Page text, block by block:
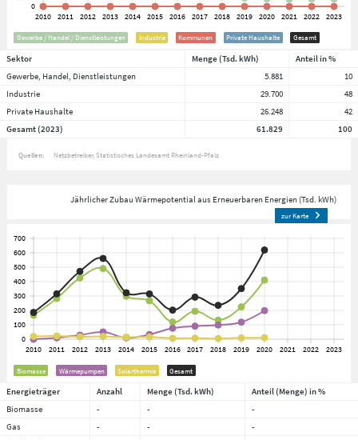
Gewerbe / Handel / Dienstleistungen Industrie Kommunen Private Haushalte Gesamt
Sektor Menge (Tsd. kWh)
Anteil in %
Gewerbe, Handel, Dienstleistungen
5.881
10
Industrie
29.700
48
Private Haushalte
26.248
42
Gesamt (2023)
61.829 100
Quellen: Netzbetreiber Statistisches Landesamt Rheinland-Pfalz
Jährlicher Zubau Wärmepotential aus Erneuerbaren Energien (Tsd. kWh)
zur Karte
Biomasse Wärmepumpen Solarthermie Gesamt
Energieträger Anzahl Menge (Tsd. kWh)
Anteil (Menge) in %
Biomasse
- -
-
Gas
- -
-